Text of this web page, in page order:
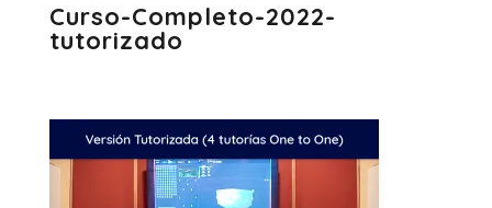
Curso-Completo-2022-
tutorizado